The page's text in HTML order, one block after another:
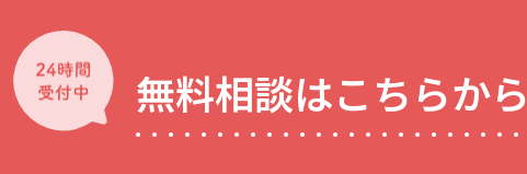
無料相談はこちらから